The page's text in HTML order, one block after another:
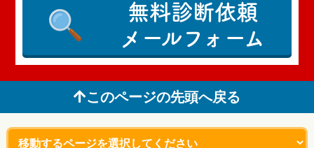
無料診断依頼
メールフォーム
このページの先頭へ戻る